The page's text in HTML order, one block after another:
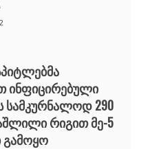
ინფიცირებული
სამკურნალოდ 290
რიგით მე-5